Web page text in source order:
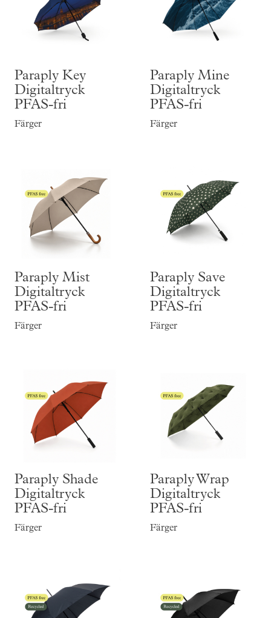
Paraply Key
Digitaltryck
PFAS-fri
Färger
Paraply Mine
Digitaltryck
PFAS-fri
Färger
Paraply Mist
Digitaltryck
PFAS-fri
Färger
Paraply Save
Digitaltryck
PFAS-fri
Färger
Paraply Shade
Digitaltryck
PFAS-fri
Färger
Paraply Wrap
Digitaltryck
PFAS-fri
Färger